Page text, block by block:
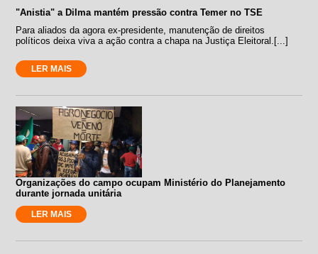
"Anistia" a Dilma mantém pressão contra Temer no TSE
Para aliados da agora ex-presidente, manutenção de direitos
políticos deixa viva a ação contra a chapa na Justiça Eleitoral.[...]
LER MAIS
Organizações do campo ocupam Ministério do Planejamento
durante jornada unitária
LER MAIS